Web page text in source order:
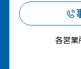
各営業